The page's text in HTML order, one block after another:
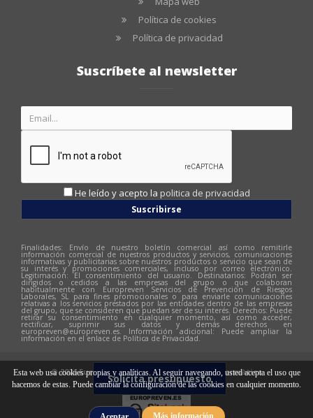
Esta web usa cookies propias y analíticas. Al seguir navegando, usted acepta el uso que
hacemos de estas. Puede cambiar la configuración de las cookies en cualquier momento.
Más información
Solicita presupuesto
Política de cookies
Política de privacidad
Suscríbete al newsletter
He leído y acepto la politica de privacidad
Suscribirse
Finalidades: Envío de nuestro boletín comercial así como remitirle
información comercial de nuestros productos y servicios, comunicaciones
informativas y publicitarias sobre nuestros productos o servicio que sean de
su interés y promociones comerciales, incluso por correo electrónico.
Legitimación: El consentimiento del usuario. Destinatarios: Podrán ser
dirigidos o cedidos a las empresas del grupo o que colaboran
habitualmente con Europreven Servicios de Prevención de Riesgos
Laborales, SL para fines promocionales o para enviarle comunicaciones
relativas a los servicios prestados por las entidades dentro de las empresas
del grupo, que se consideren que puedan ser de su interés. Derechos: Puede
retirar su consentimiento en cualquier momento, así como acceder,
rectificar, suprimir sus datos y demás derechos en
europreven@europreven.es. Información adicional: Puede ampliar la
información en el enlace de Política de Privacidad.
© 2026 Europreven | Diseño web: Hitech Informàtica